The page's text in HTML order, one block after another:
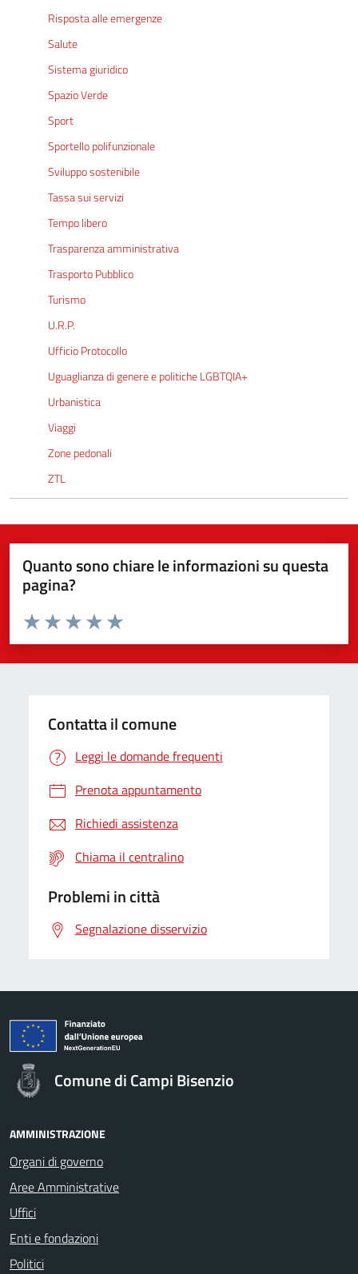
Risposta alle emergenze
Salute
Sistema giuridico
Spazio Verde
Sport
Sportello polifunzionale
Sviluppo sostenibile
Tassa sui servizi
Tempo libero
Trasparenza amministrativa
Trasporto Pubblico
Turismo
U.R.P.
Ufficio Protocollo
Uguaglianza di genere e politiche LGBTQIA+
Urbanistica
Viaggi
Zone pedonali
ZTL
Quanto sono chiare le informazioni su questa
pagina?
Valuta da 1 a 5 stelle la pagina
Valuta 5 stelle su 5
Valuta 4 stelle su 5
Valuta 3 stelle su 5
Valuta 2 stelle su 5
Valuta 1 stelle su 5
Contatta il comune
Leggi le domande frequenti
Prenota appuntamento
Richiedi assistenza
Chiama il centralino
Problemi in città
Segnalazione disservizio
Comune di Campi Bisenzio
AMMINISTRAZIONE
Organi di governo
Aree Amministrative
Uffici
Enti e fondazioni
Politici